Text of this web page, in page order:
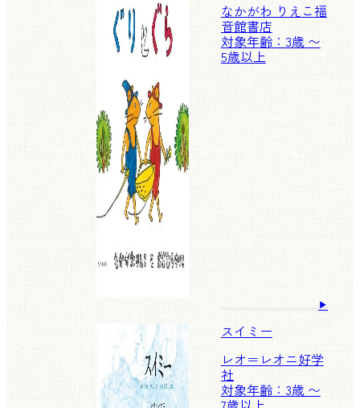
なかがわ りえこ福
音館書店
対象年齢：3歳 〜
5歳以上
スイミー
レオ＝レオニ好学
社
対象年齢：3歳 〜